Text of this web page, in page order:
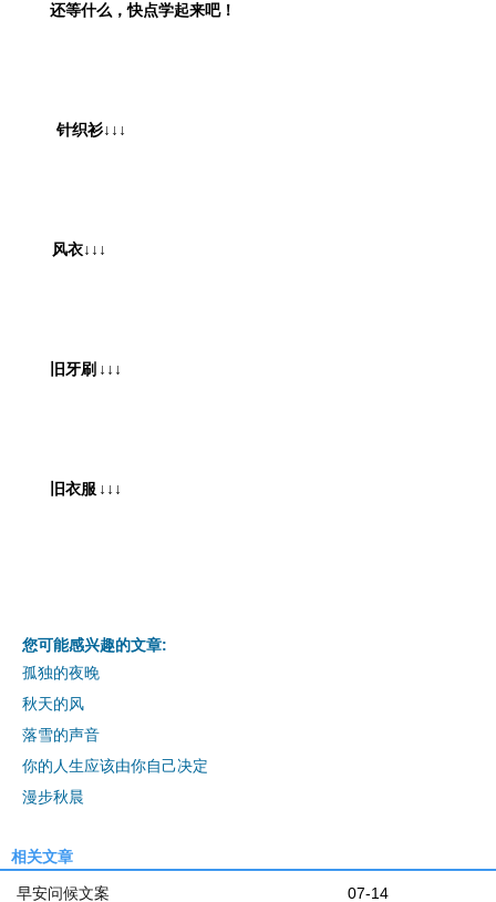
还等什么，快点学起来吧！
针织衫↓↓↓
风衣↓↓↓
旧牙刷 ↓↓↓
旧衣服 ↓↓↓
您可能感兴趣的文章:
孤独的夜晚
秋天的风
落雪的声音
你的人生应该由你自己决定
漫步秋晨
相关文章
07-14
早安问候文案